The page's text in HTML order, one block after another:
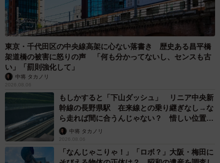
東京・千代田区の中央線高架に心ない落書き 歴史ある昌平橋
架道橋の被害に怒りの声 「何も分かってないし、センスも古
い」「罰則強化して」
中将 タカノリ
2026.08.06
もしかすると「下山ダッシュ」 リニア中央新
幹線の長野県駅 在来線との乗り継ぎなし→な
ら走れば間に合うんじゃない？ 惜しい位置関
係が反響
中将 タカノリ
2026.08.06
「なんじゃこりゃ！」「ロボ？」大阪・梅田に